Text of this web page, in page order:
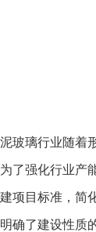
玻璃行业随着
了强化行业产
项目标准，简
确了建设性质